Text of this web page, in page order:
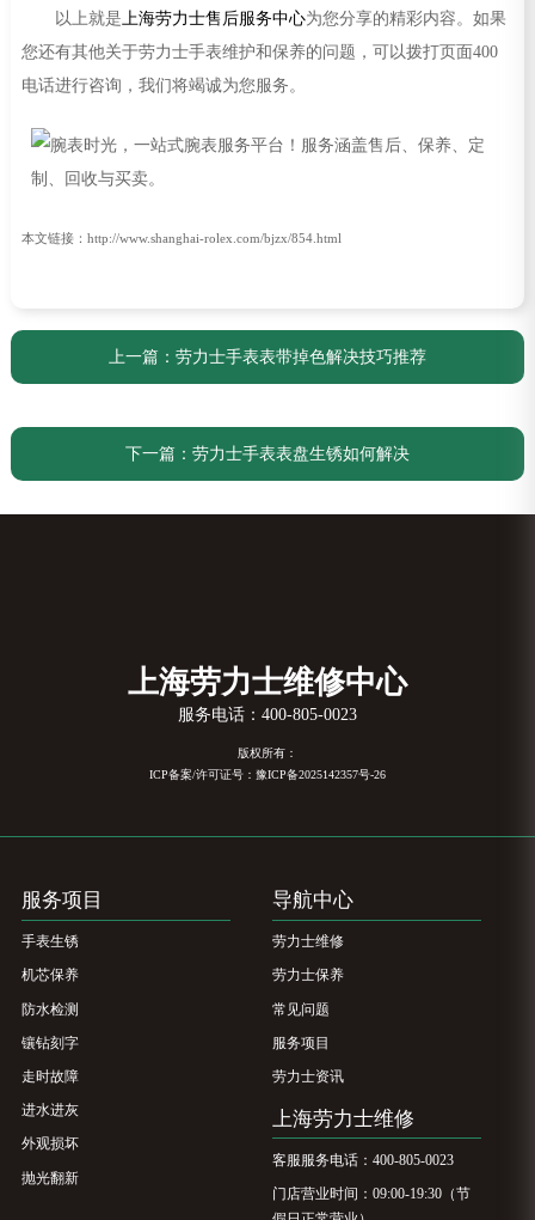
以上就是上海劳力士售后服务中心为您分享的精彩内容。如果
您还有其他关于劳力士手表维护和保养的问题，可以拨打页面400
电话进行咨询，我们将竭诚为您服务。
本文链接：http://www.shanghai-rolex.com/bjzx/854.html
上一篇： 劳力士手表表带掉色解决技巧推荐
下一篇： 劳力士手表表盘生锈如何解决
上海劳力士维修中心
服务电话： 400-805-0023
版权所有：
ICP备案/许可证号：豫ICP备2025142357号-26
服务项目
手表生锈
机芯保养
防水检测
镶钻刻字
走时故障
进水进灰
外观损坏
抛光翻新
导航中心
劳力士维修
劳力士保养
常见问题
服务项目
劳力士资讯
上海劳力士维修
客服服务电话：400-805-0023
门店营业时间：09:00-19:30（节